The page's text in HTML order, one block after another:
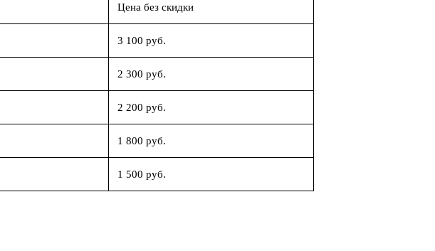
Цена без скидки
3 100 руб.
2 300 руб.
2 200 руб.
1 800 руб.
1 500 руб.